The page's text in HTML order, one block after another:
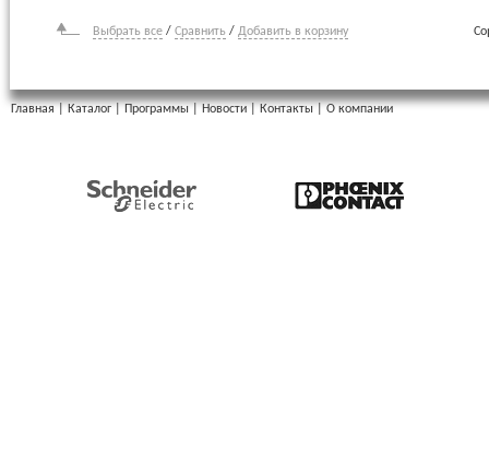
Выбрать все / Сравнить / Добавить в корзину
Главная | Каталог | Программы | Новости | Контакты | О компании